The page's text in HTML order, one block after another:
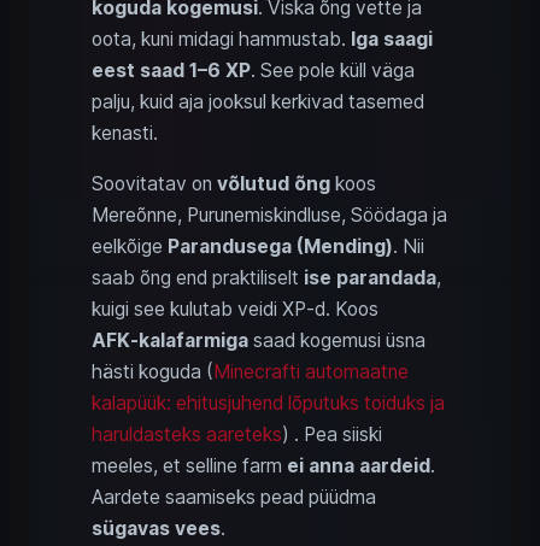
koguda kogemusi. Viska õng vette ja
oota, kuni midagi hammustab. Iga saagi
eest saad 1–6 XP. See pole küll väga
palju, kuid aja jooksul kerkivad tasemed
kenasti.
Soovitatav on võlutud õng koos
Mereõnne, Purunemiskindluse, Söödaga ja
eelkõige Parandusega (Mending). Nii
saab õng end praktiliselt ise parandada,
kuigi see kulutab veidi XP‑d. Koos
AFK‑kalafarmiga saad kogemusi üsna
hästi koguda (Minecrafti automaatne
kalapüük: ehitusjuhend lõputuks toiduks ja
haruldasteks aareteks) . Pea siiski
meeles, et selline farm ei anna aardeid.
Aardete saamiseks pead püüdma
sügavas vees.